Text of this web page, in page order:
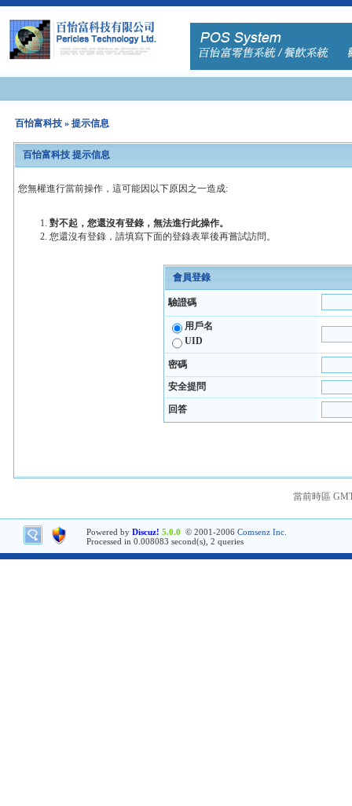
百怡富科技 » 提示信息
百怡富科技 提示信息
您無權進行當前操作，這可能因以下原因之一造成:
對不起，您還沒有登錄，無法進行此操作。
您還沒有登錄，請填寫下面的登錄表單後再嘗試訪問。
會員登錄
驗證碼
用戶名
UID
密碼
安全提問
回答
當前時區
Powered by Discuz! 5.0.0 © 2001-2006 Comsenz Inc.
Processed in 0.008083 second(s), 2 queries